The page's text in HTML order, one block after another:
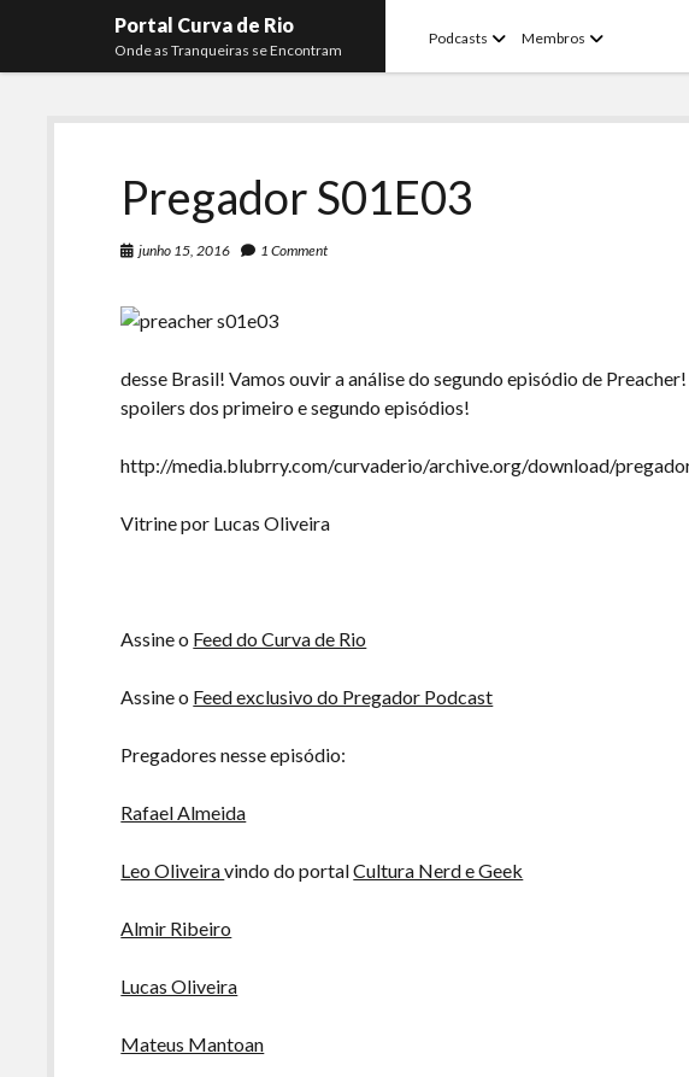
Portal Curva de Rio
Onde as Tranqueiras se Encontram
Podcasts openMembros open
Pregador S01E03
junho 15, 2016 1 Comment
desse Brasil! Vamos ouvir a análise do segundo episódio de
spoilers dos primeiro e segundo episódios!
http://media.blubrry.com/curvaderio/archive.org/download/
Vitrine por Lucas Oliveira
Assine o Feed do Curva de Rio
Assine o Feed exclusivo do Pregador Podcast
Pregadores nesse episódio:
Rafael Almeida
Leo Oliveiravindo do portalCultura Nerd e Geek
Almir Ribeiro
Lucas Oliveira
Mateus Mantoan